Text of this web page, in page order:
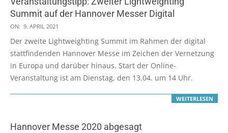
Summit auf der Hannover Messer Digital
2021-
04-
09
ON: 9. APRIL 2021
Der zweite Lightweighting Summit im Rahmen der digital
stattfindenden Hannover Messe im Zeichen der Vernetzung
in Europa und darüber hinaus. Start der Online-
Veranstaltung ist am Dienstag, den 13.04. um 14 Uhr.
WEITERLESEN
Hannover Messe 2020 abgesagt